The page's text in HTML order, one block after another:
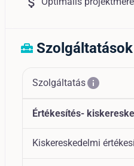
home_repair_service Szolgáltatások
Szolgáltatásinfo
Értékesítés-
Kiskereskedelmi